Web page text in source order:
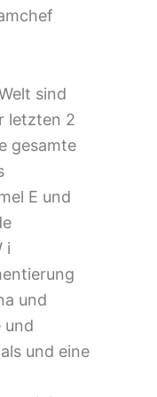
sind
letzten 2
gesamte
E und
i
und
und
und eine